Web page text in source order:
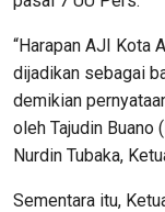
“Harapan AJI Kota
dijadikan sebagai
demikian
oleh Tajudin Buano
Nurdin Tubaka,
Sementara itu,